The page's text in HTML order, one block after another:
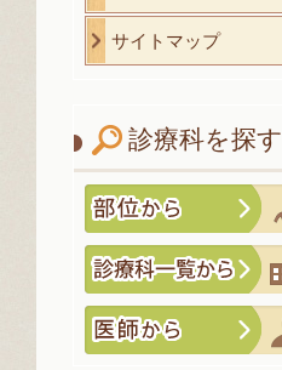
サイトマップ
診療科を探す